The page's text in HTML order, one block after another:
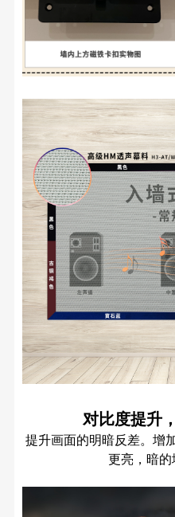
对比度提升
提升画面的明暗反差。增
更亮，暗的